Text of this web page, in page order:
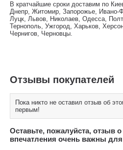
В кратчайшие сроки доставим по
Днепр, Житомир, Запорожье, Ивано-
Луцк, Львов, Николаев, Одесса,
Тернополь, Ужгород, Харьков,
Чернигов, Черновцы.
Отзывы покупателей
Пока никто не оставил отзыв об
первым!
Оставьте, пожалуйста, отзыв
впечатления очень важны для